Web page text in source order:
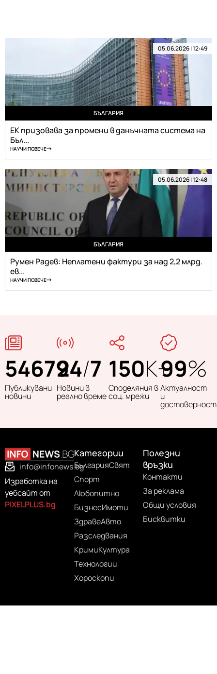
05.06.2026 | 12:49
БЪЛГАРИЯ
ЕК призовава за промени в данъчната система на
Бъл...
НАУЧИ ПОВЕЧЕ
05.06.2026 | 12:48
БЪЛГАРИЯ
Румен Радев: Неплатени фактури за над 2,2 млрд.
ев...
НАУЧИ ПОВЕЧЕ
54679
Публикувани
новини
24/7
Новини в
реално време
150K+
Споделяния в
соц. мрежи
99%
Актуалност
и
достоверност
info@infonews.bg
Изработка на
уебсайт от
PIXELPLUS.bg
Категории
БългарияСвят
Спорт
Любопитно
БизнесИмоти
ЗдравеАвто
Разследвания
КримиКултура
Технологии
Хороскопи
Полезни
връзки
Контакти
За реклама
Общи условия
Бисквитки